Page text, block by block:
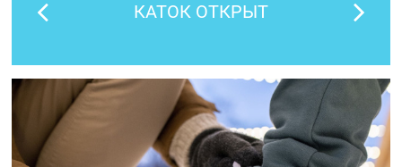
КАТОК ОТКРЫТ